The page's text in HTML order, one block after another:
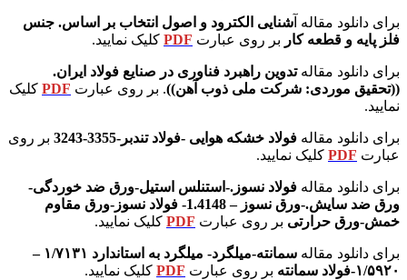
برای دانلود مقاله آ شنایی الکترود و اصول انتخاب بر اساس. جنس
فلز پایه و قطعه کار بر روی عبارت PDF کلیک نمایید.
برای دانلود مقالهتدوین راهبرد فناوری در صنایع فولاد ایران.
((تحقیق موردی: شرکت ملی ذوب آهن)). بر روی عبارت PDF کلیک
نمایید.
برای دانلود مقاله فولاد خشکه هوایی -فولاد تندبر-3355-3243
بر روی
عبارت PDF کلیک نمایید.
برای دانلود مقاله فولاد نسوز.-استنلس استیل-ورق ضد خوردگی-
ورق ضد سایش.-ورق نسوز – 1.4148- فولاد نسوز-ورق مقاوم
خمش-ورق حرارتی بر روی عبارت PDF کلیک نمایید.
برای دانلود مقاله
سمانته-میلگرد- میلگرد به استاندارد ۱/۷۱۳۱ –
۱/۵۹۲۰-فولاد سمانته
بر روی عبارت PDF کلیک نمایید.